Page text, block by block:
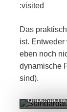
:visited
Das
ist.
eben noch
dynamische
sind).